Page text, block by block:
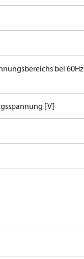
bei 60Hz
[V]